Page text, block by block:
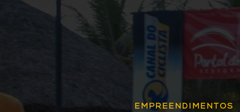
EMPREENDIMENTOS